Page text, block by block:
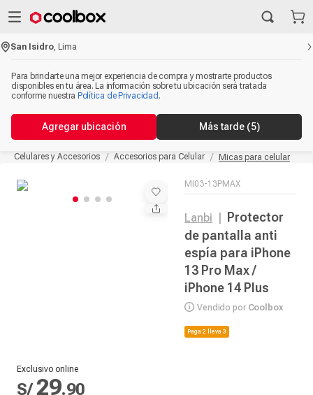
San Isidro ,Lima
Para brindarte una mejor experiencia de compra y mostrarte productos
disponibles en tu área. La información sobre tu ubicación será tratada
conforme nuestra Política de Privacidad .
Agregar ubicación Más tarde (5)
Celulares y Accesorios Accesorios para Celular Micas para celular
MI03-13PMAX
Lanbi
Protector
de pantalla anti
espía para iPhone
13 Pro Max /
iPhone 14 Plus
Vendido por Coolbox
Paga 2 lleva 3
Exclusivo online
S/ 29.90